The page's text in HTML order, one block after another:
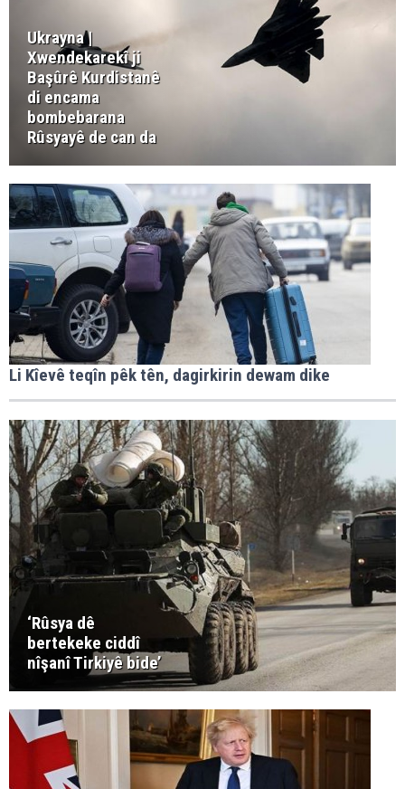
Ukrayna |
Xwendekarekî ji
Başûrê Kurdistanê
di encama
bombebarana
Rûsyayê de can da
Li Kîevê teqîn pêk tên, dagirkirin dewam dike
‘Rûsya dê
bertekeke ciddî
nîşanî Tirkiyê bide’